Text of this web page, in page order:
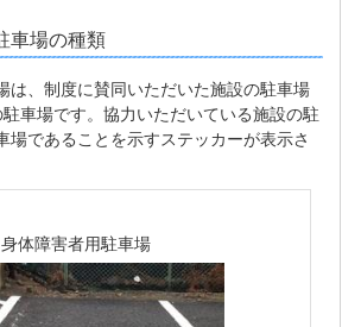
車場の種類
は、制度に賛同いただいた施設の駐車場
車場です。協力いただいている施設の駐
場であることを示すステッカーが表示さ
身体障害者用駐車場